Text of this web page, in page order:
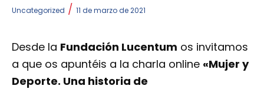
Uncategorized / 11 de marzo de 2021
Desde la Fundación Lucentum os invitamos
a que os apuntéis a la charla online «Mujer y
Deporte. Una historia de